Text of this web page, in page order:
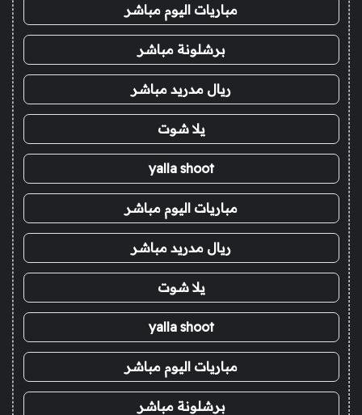
مباريات اليوم مباشر
برشلونة مباشر
ريال مدريد مباشر
يلا شوت
yalla shoot
مباريات اليوم مباشر
ريال مدريد مباشر
يلا شوت
yalla shoot
مباريات اليوم مباشر
برشلونة مباشر